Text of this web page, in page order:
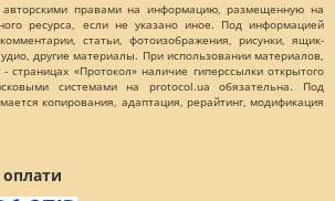
авторскими правами на информацию, размещенную на
ресурса, если не указано иное. Под информацией
статьи, фотоизображения, рисунки, ящик-
другие материалы. При использовании материалов,
«Протокол» наличие гиперссылки открытого
системами на protocol.ua обязательна. Под
копирования, адаптация, рерайтинг, модификация